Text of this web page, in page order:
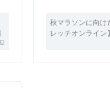
秋マラソンに向
レッチオンライン